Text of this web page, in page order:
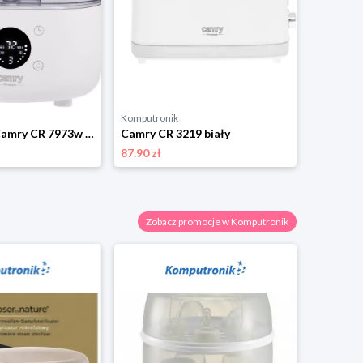
Nabiurkowy Camry CR 7973w biały
Komputronik
Camry CR 3219 biały
87.90 zł
Zobacz promocje w Komputronik